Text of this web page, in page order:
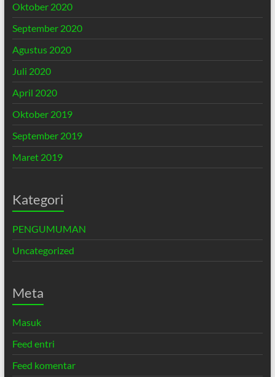
Oktober 2020
September 2020
Agustus 2020
Juli 2020
April 2020
Oktober 2019
September 2019
Maret 2019
Kategori
PENGUMUMAN
Uncategorized
Meta
Masuk
Feed entri
Feed komentar